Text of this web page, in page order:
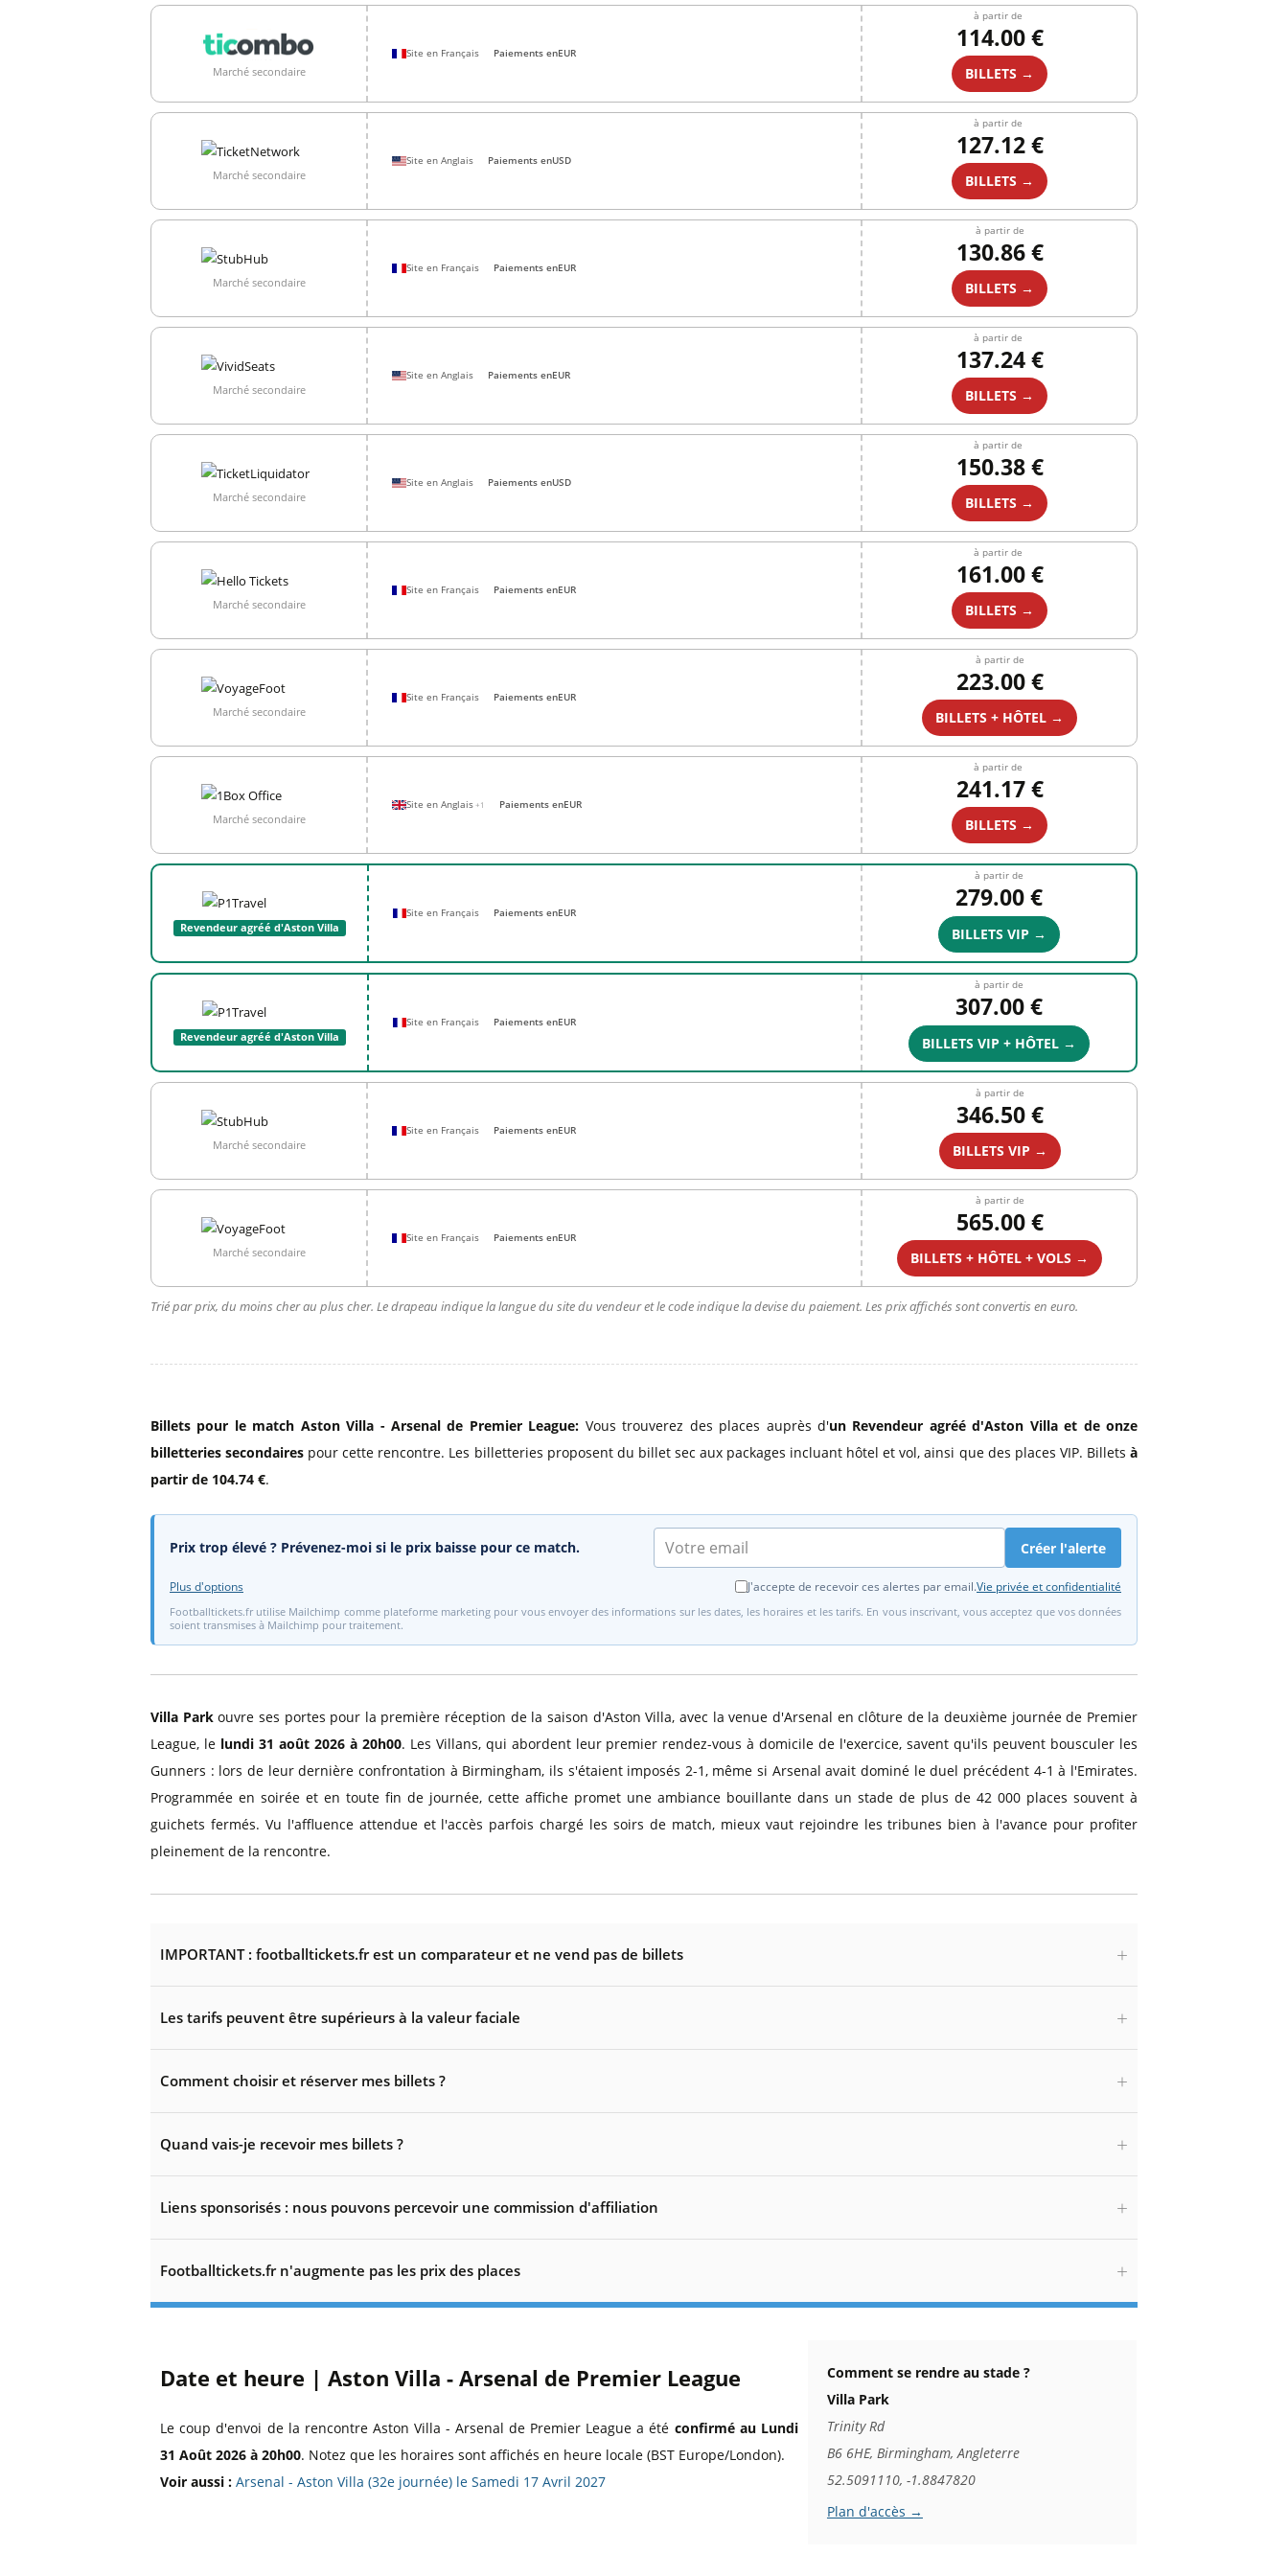
Marché secondaire
Site en Français Paiements enEUR
à partir de
114.00 €
BILLETS →
Marché secondaire
Site en Anglais Paiements enUSD
à partir de
127.12 €
BILLETS →
Marché secondaire
Site en Français Paiements enEUR
à partir de
130.86 €
BILLETS →
Marché secondaire
Site en Anglais Paiements enEUR
à partir de
137.24 €
BILLETS →
Marché secondaire
Site en Anglais Paiements enUSD
à partir de
150.38 €
BILLETS →
Marché secondaire
Site en Français Paiements enEUR
à partir de
161.00 €
BILLETS →
Marché secondaire
Site en Français Paiements enEUR
à partir de
223.00 €
BILLETS + HÔTEL →
Marché secondaire
Site en Anglais +1 Paiements enEUR
à partir de
241.17 €
BILLETS →
Revendeur agréé d'Aston Villa
Site en Français Paiements enEUR
à partir de
279.00 €
BILLETS VIP →
Revendeur agréé d'Aston Villa
Site en Français Paiements enEUR
à partir de
307.00 €
BILLETS VIP + HÔTEL →
Marché secondaire
Site en Français Paiements enEUR
à partir de
346.50 €
BILLETS VIP →
Marché secondaire
Site en Français Paiements enEUR
à partir de
565.00 €
BILLETS + HÔTEL + VOLS →
Trié par prix, du moins cher au plus cher. Le drapeau indique la langue du site du vendeur et le code indique la devise du paiement. Les prix affichés sont convertis en euro.
Billets pour le match Aston Villa - Arsenal de Premier League: Vous trouverez des places auprès d'un Revendeur agréé d'Aston Villaet de onze
billetteries secondaires pour cette rencontre. Les billetteries proposent du billet sec aux packages incluant hôtel et vol, ainsi que des places VIP. Billetsà
partir de 104.74 €.
Prix trop élevé ? Prévenez-moi si le prix baisse pour ce match. Créer l'alerte
J'accepte de recevoir ces alertes par email.Vie privée et confidentialité
Plus d'options
Footballtickets.fr utilise Mailchimp comme plateforme marketing pour vous envoyer des informations sur les dates, les horaires et les tarifs. En vous inscrivant, vous acceptez que vos données
soient transmises à Mailchimp pour traitement.
Villa Parkouvre ses portes pour la première réception de la saison d'Aston Villa, avec la venue d'Arsenal en clôture de la deuxième journée de Premier
League, le lundi 31 août 2026 à 20h00. Les Villans, qui abordent leur premier rendez-vous à domicile de l'exercice, savent qu'ils peuvent bousculer les
Gunners : lors de leur dernière confrontation à Birmingham, ils s'étaient imposés 2-1, même si Arsenal avait dominé le duel précédent 4-1 à l'Emirates.
Programmée en soirée et en toute fin de journée, cette affiche promet une ambiance bouillante dans un stade de plus de 42 000 places souvent à
guichets fermés. Vu l'affluence attendue et l'accès parfois chargé les soirs de match, mieux vaut rejoindre les tribunes bien à l'avance pour profiter
pleinement de la rencontre.
IMPORTANT : footballtickets.fr est un comparateur et ne vend pas de billets
Les tarifs peuvent être supérieurs à la valeur faciale
Comment choisir et réserver mes billets ?
Quand vais-je recevoir mes billets ?
Liens sponsorisés : nous pouvons percevoir une commission d'affiliation
Footballtickets.fr n'augmente pas les prix des places
Date et heure | Aston Villa - Arsenal de Premier League
Le coup d'envoi de la rencontre Aston Villa - Arsenal de Premier League a été confirmé au Lundi
31 Août 2026 à 20h00. Notez que les horaires sont affichés en heure locale (BST Europe/London).
Voir aussi : Arsenal - Aston Villa (32e journée) le Samedi 17 Avril 2027
Comment se rendre au stade ?
Villa Park
Trinity Rd
B6 6HE, Birmingham, Angleterre
52.5091110, -1.8847820
Plan d'accès →